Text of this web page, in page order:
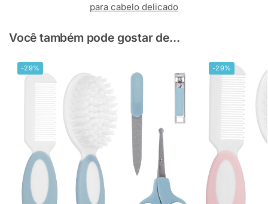
para cabelo delicado
Você também pode gostar de...
-29% -29%